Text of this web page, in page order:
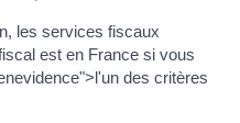
les services fiscaux
est en France si vous
des critères